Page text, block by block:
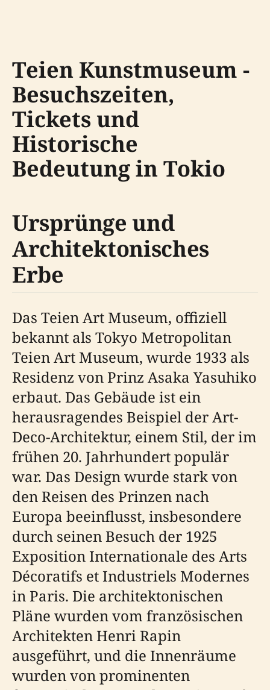
Teien Kunstmuseum -
Besuchszeiten,
Tickets und
Historische
Bedeutung in Tokio
Ursprünge und
Architektonisches
Erbe
Das Teien Art Museum, offiziell
bekannt als Tokyo Metropolitan
Teien Art Museum, wurde 1933 als
Residenz von Prinz Asaka Yasuhiko
erbaut. Das Gebäude ist ein
herausragendes Beispiel der Art-
Deco-Architektur, einem Stil, der im
frühen 20. Jahrhundert populär
war. Das Design wurde stark von
den Reisen des Prinzen nach
Europa beeinflusst, insbesondere
durch seinen Besuch der 1925
Exposition Internationale des Arts
Décoratifs et Industriels Modernes
in Paris. Die architektonischen
Pläne wurden vom französischen
Architekten Henri Rapin
ausgeführt, und die Innenräume
wurden von prominenten